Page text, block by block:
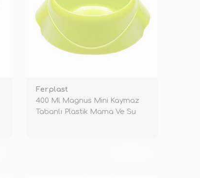
Ferplast
400 Ml Magnus Mini Kaymaz
Tabanlı Plastik Mama Ve Su